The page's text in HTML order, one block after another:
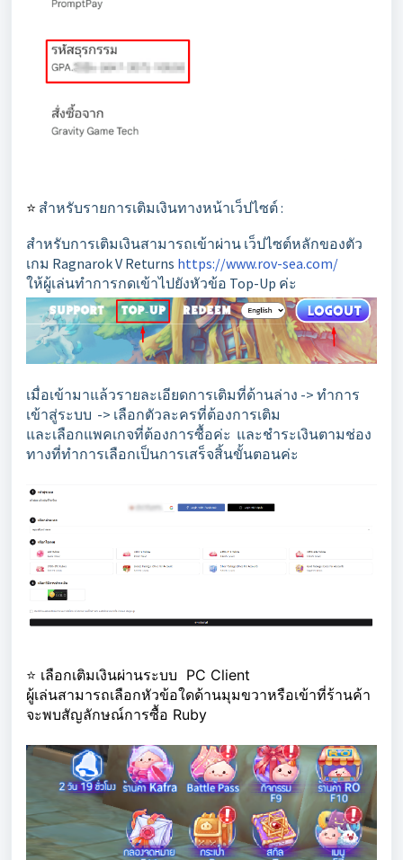
⭐️ สำหรับรายการเติมเงินทางหน้าเว็ปไซต์ :
สำหรับการเติมเงินสามารถเข้าผ่าน เว็ปไซต์หลักของตัว
เกม Ragnarok V Returns https://www.rov-sea.com/
ให้ผู้เล่นทำการกดเข้าไปยังหัวข้อ Top-Up ค่ะ
เมื่อเข้ามาแล้วรายละเอียดการเติมที่ด้านล่าง -> ทำการ
เข้าสู่ระบบ -> เลือกตัวละครที่ต้องการเติม
และเลือกแพคเกจที่ต้องการซื้อค่ะ และชำระเงินตามช่อง
ทางที่ทำการเลือกเป็นการเสร็จสิ้นขั้นตอนค่ะ
⭐️ เลือกเติมเงินผ่านระบบ PC Client
ผู้เล่นสามารถเลือกหัวข้อใดด้านมุมขวาหรือเข้าที่ร้านค้า
จะพบสัญลักษณ์การซื้อ Ruby